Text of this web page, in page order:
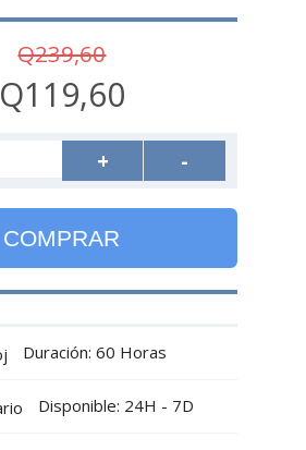
Q239,60
Q119,60
+ -
COMPRAR
Duración: 60 Horas
Disponible: 24H - 7D